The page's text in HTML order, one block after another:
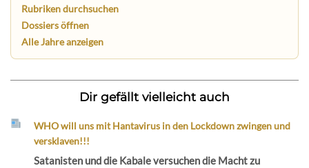
Rubriken durchsuchen
Dossiers öffnen
Alle Jahre anzeigen
Dir gefällt vielleicht auch
WHO will uns mit Hantavirus in den Lockdown zwingen und
versklaven!!!
Satanisten und die Kabale versuchen die Macht zu